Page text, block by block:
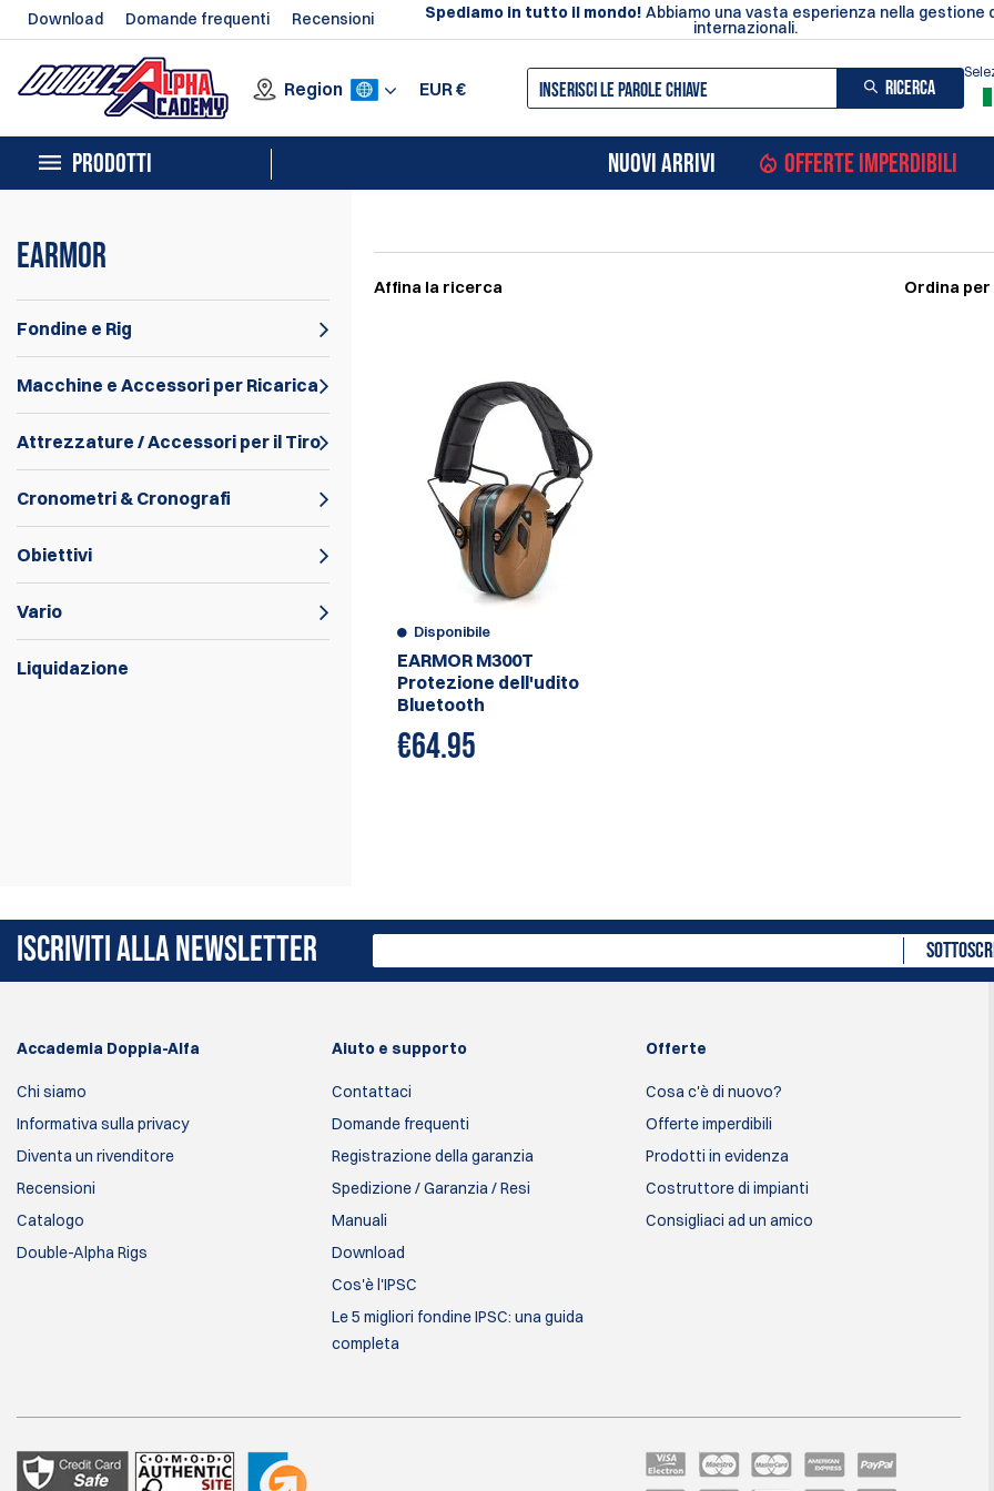
Download Domande frequenti Recensioni Spediamo in tutto il mondo! Abbiamo una vasta esperienza nella gestione
internazionali.
Region EUR€ RICERCA
PRODOTTI NUOVI ARRIVI OFFERTE IMPERDIBILI
EARMOR
Fondine e Rig
Macchine e Accessori per Ricarica
Attrezzature / Accessori per il Tiro
Cronometri & Cronografi
Obiettivi
Vario
Liquidazione
Affina la ricerca Ordina per
Disponibile
EARMOR M300T
Protezione dell'udito
Bluetooth
€64.95
ISCRIVITI ALLA NEWSLETTER
Accademia Doppia-Alfa
Chi siamo
Informativa sulla privacy
Diventa un rivenditore
Recensioni
Catalogo
Double-Alpha Rigs
Aiuto e supporto
Contattaci
Domande frequenti
Registrazione della garanzia
Spedizione / Garanzia / Resi
Manuali
Download
Cos'è l'IPSC
Le 5 migliori fondine IPSC: una guida
completa
Offerte
Cosa c'è di nuovo?
Offerte imperdibili
Prodotti in evidenza
Costruttore di impianti
Consigliaci ad un amico